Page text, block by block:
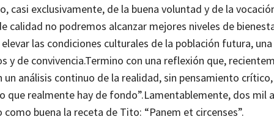
casi exclusivamente, de la buena voluntad y de la
calidad no podremos alcanzar mejores niveles de
las condiciones culturales de la población futura,
y de convivencia.Termino con una reflexión que,
análisis continuo de la realidad, sin pensamiento
que realmente hay de fondo”.Lamentablemente, dos mil
buena la receta de Tito: “Panem et circenses”.